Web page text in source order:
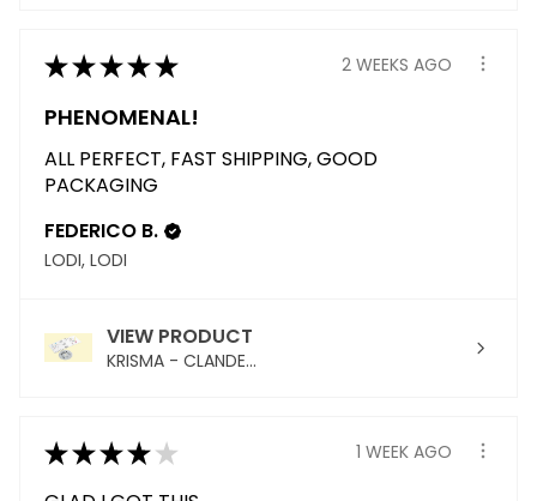
★★★★★ 2 WEEKS AGO
PHENOMENAL!
ALL PERFECT, FAST SHIPPING, GOOD
PACKAGING
FEDERICO B.
LODI, LODI
VIEW PRODUCT
KRISMA - CLANDE...
★★★★ ★ 1 WEEK AGO